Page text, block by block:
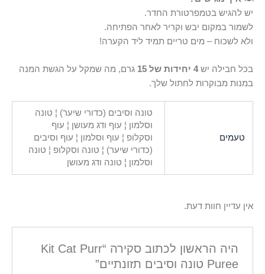
יש להגיש בטמפרטורת החדר.
לשמור במקום יבש וקריר לאחר הפתיחה.
ולא לשכוח – מים טריים תמיד ליד הקערה!
בכל חבילה יש4 יחידות של 15
גרם, מה שמקל על הגשת המנה
במנות מבוקרות לחתול שלך.
טעמים
טונה וסיבים (כדורי שיער) ¦ טונה
וסלמון ¦ עוף ודג מעושן ¦ עוף
וסקלופ ¦ עוף וסלמון ¦ עוף וסיבים
(כדורי שיער) ¦ טונה וסקלופ ¦ טונה
וסלמון ¦ טונה ודג מעושן
אין עדיין חוות דעת.
היה הראשון לכתוב סקירה “Kit Cat Purr
Puree טונה וסיבים תזונתיים”